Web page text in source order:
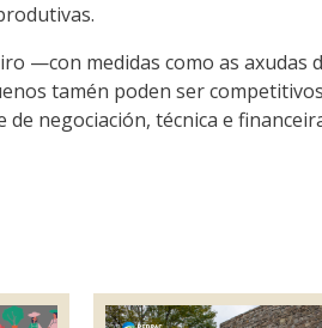
—con medidas como as axudas
tamén poden ser
negociación, técnica e